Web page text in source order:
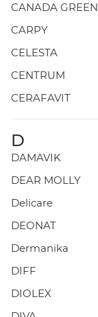
CANADA GREEN
CARPY
CELESTA
CENTRUM
CERAFAVIT
D
DAMAVIK
DEAR MOLLY
Delicare
DEONAT
Dermanika
DIFF
DIOLEX